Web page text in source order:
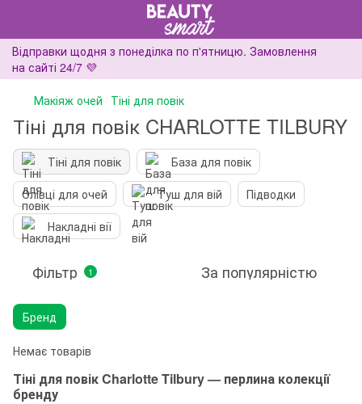
Відправки щодня з понеділка по п'ятницю. Замовлення
на сайті 24/7 💜
Макіяж очей Тіні для повік
Тіні для повік CHARLOTTE TILBURY
Тіні для повік
База для повік
Олівці для очей
Туш для вій
Підводки
Накладні вії
Фільтр 1 За популярністю
Бренд
Немає товарів
Тіні для повік Charlotte Tilbury — перлина колекції
бренду